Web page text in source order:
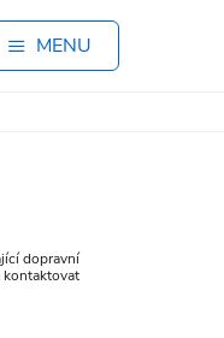
MENU
dopravní
kontaktovat